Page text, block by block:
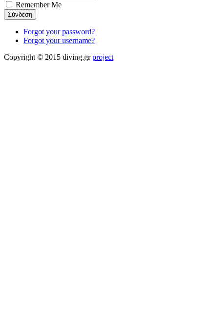
Remember Me
Forgot your password?
Forgot your username?
Copyright © 2015 diving.grproject